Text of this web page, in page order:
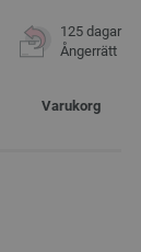
125 dagar
Ångerrätt
Varukorg